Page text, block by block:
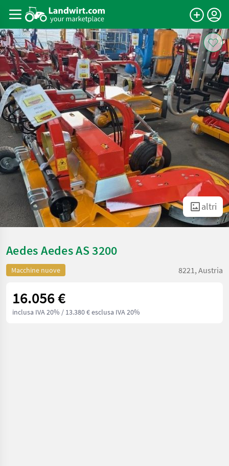
altri
Aedes Aedes AS 3200
Macchine nuove 8221, Austria
16.056 €
inclusa IVA 20% / 13.380 € esclusa IVA 20%